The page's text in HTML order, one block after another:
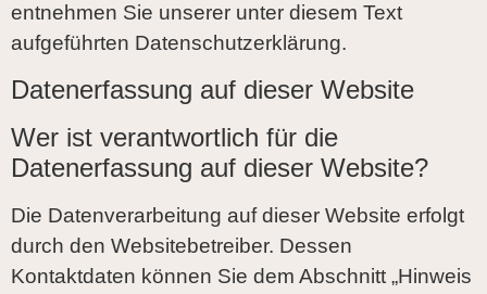
entnehmen Sie unserer unter diesem Text
aufgeführten Datenschutzerklärung.
Datenerfassung auf dieser Website
Wer ist verantwortlich für die
Datenerfassung auf dieser Website?
Die Datenverarbeitung auf dieser Website erfolgt
durch den Websitebetreiber. Dessen
Kontaktdaten können Sie dem Abschnitt „Hinweis